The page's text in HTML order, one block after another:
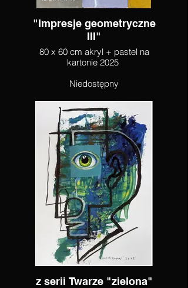
"Impresje geometryczne
III"
80 x 60 cm akryl + pastel na
kartonie 2025
Niedostępny
z serii Twarze "zielona"